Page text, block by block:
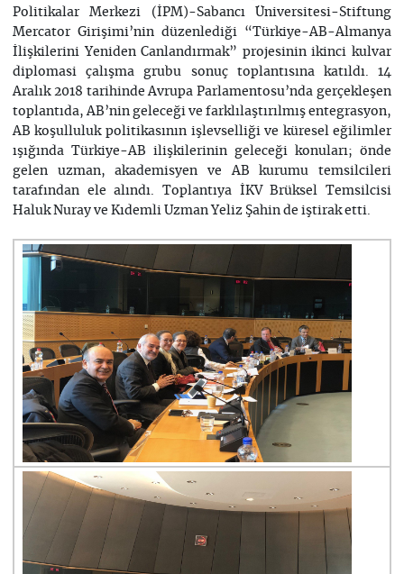
Politikalar Merkezi (İPM)-Sabancı Üniversitesi-Stiftung
Mercator Girişimi’nin düzenlediği “Türkiye-AB-Almanya
İlişkilerini Yeniden Canlandırmak” projesinin ikinci kulvar
diplomasi çalışma grubu sonuç toplantısına katıldı. 14
Aralık 2018 tarihinde Avrupa Parlamentosu’nda gerçekleşen
toplantıda, AB’nin geleceği ve farklılaştırılmış entegrasyon,
AB koşulluluk politikasının işlevselliği ve küresel eğilimler
ışığında Türkiye-AB ilişkilerinin geleceği konuları; önde
gelen uzman, akademisyen ve AB kurumu temsilcileri
tarafından ele alındı. Toplantıya İKV Brüksel Temsilcisi
Haluk Nuray ve Kıdemli Uzman Yeliz Şahin de iştirak etti.